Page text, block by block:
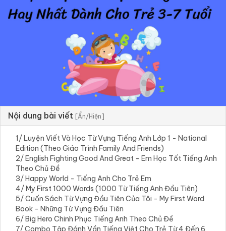
Nội dung bài viết [Ẩn/Hiện]
1/ Luyện Viết Và Học Từ Vựng Tiếng Anh Lớp 1 - National
Edition (Theo Giáo Trình Family And Friends)
2/ English Fighting Good And Great - Em Học Tốt Tiếng Anh
Theo Chủ Đề
3/ Happy World - Tiếng Anh Cho Trẻ Em
4/ My First 1000 Words (1000 Từ Tiếng Anh Đầu Tiên)
5/ Cuốn Sách Từ Vựng Đầu Tiên Của Tôi - My First Word
Book - Những Từ Vựng Đầu Tiên
6/ Big Hero Chinh Phục Tiếng Anh Theo Chủ Đề
7/ Combo Tập Đánh Vần Tiếng Việt Cho Trẻ Từ 4 Đến 6